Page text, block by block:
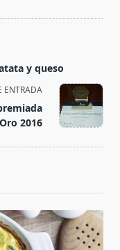
y queso
ENTRADA
2016